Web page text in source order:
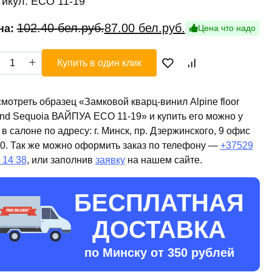
102.40бел.руб.
Первоначальная
составляла
87.00 бел.руб.
Текущая
87.00 бел.руб..
Цена что надо
Купить в один клик
образец «Замковой кварц-винил Alpine floor
Sequoia ВАЙПУА ECO 11-19» и купить его можно у
в салоне по адресу: г. Минск, пр. Дзержинского, 9 офис
Так же можно оформить заказ по телефону — +37529
14 38, или заполнив заявкуна нашем сайте.
БЕСПЛАТНАЯ
ДОСТАВКА
по Минску от 350 рублей